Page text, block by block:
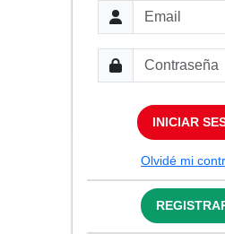
INICIAR
Olvidé mi